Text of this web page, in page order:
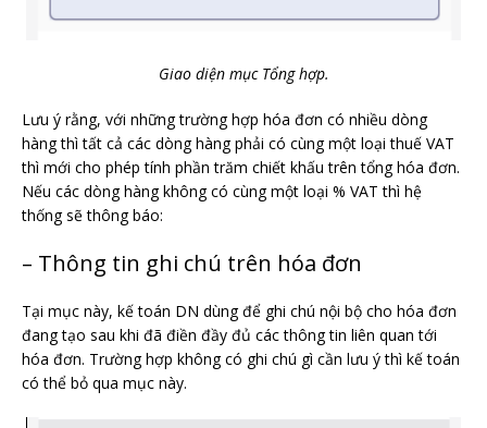
Giao diện mục Tổng hợp.
Lưu ý rằng, với những trường hợp hóa đơn có nhiều dòng
hàng thì tất cả các dòng hàng phải có cùng một loại thuế VAT
thì mới cho phép tính phần trăm chiết khấu trên tổng hóa đơn.
Nếu các dòng hàng không có cùng một loại % VAT thì hệ
thống sẽ thông báo:
– Thông tin ghi chú trên hóa đơn
Tại mục này, kế toán DN dùng để ghi chú nội bộ cho hóa đơn
đang tạo sau khi đã điền đầy đủ các thông tin liên quan tới
hóa đơn. Trường hợp không có ghi chú gì cần lưu ý thì kế toán
có thể bỏ qua mục này.